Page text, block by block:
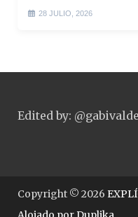
28 JULIO, 2026
Edited by:
Copyright © 2026